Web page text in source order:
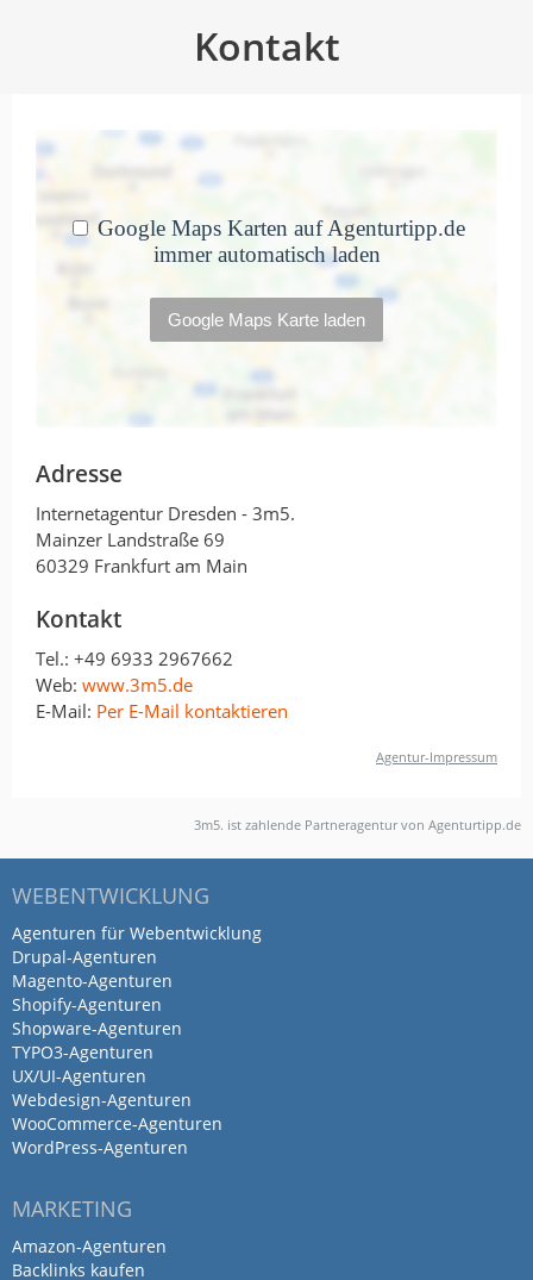
Kontakt
Adresse
Internetagentur Dresden - 3m5.
Mainzer Landstraße 69
60329 Frankfurt am Main
Kontakt
Tel.: +49 6933 2967662
Web: www.3m5.de
E-Mail: Per E-Mail kontaktieren
Agentur-Impressum
3m5. ist zahlende Partneragentur von Agenturtipp.de
WEBENTWICKLUNG
Agenturen für Webentwicklung
Drupal-Agenturen
Magento-Agenturen
Shopify-Agenturen
Shopware-Agenturen
TYPO3-Agenturen
UX/UI-Agenturen
Webdesign-Agenturen
WooCommerce-Agenturen
WordPress-Agenturen
MARKETING
Amazon-Agenturen
Backlinks kaufen